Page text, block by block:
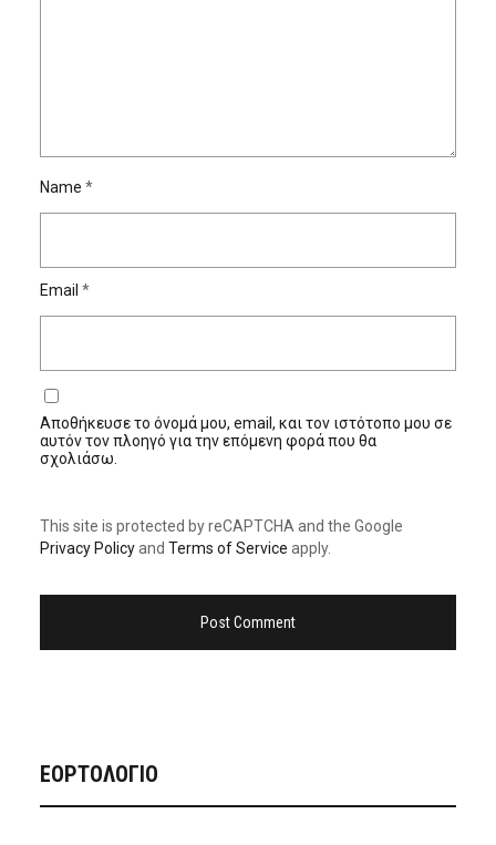
Name *
Email *
Αποθήκευσε το όνομά μου, email, και τον ιστότοπο μου σε
αυτόν τον πλοηγό για την επόμενη φορά που θα
σχολιάσω.
This site is protected by reCAPTCHA and the Google
Privacy Policyand Terms of Service apply.
ΕΟΡΤΟΛΟΓΙΟ